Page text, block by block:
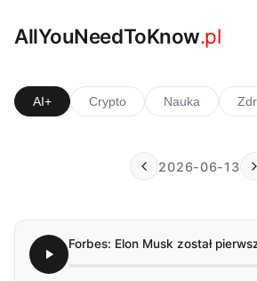
AllYouNeedToKnow.pl
AI+ Crypto Nauka
2026-06-13